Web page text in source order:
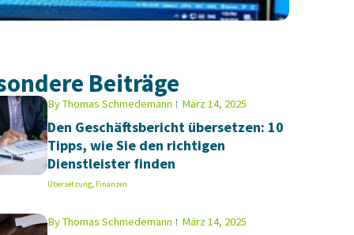
Beiträge
ByThomas Schmedemann März 14, 2025
Den Geschäftsbericht übersetzen: 10
Tipps, wie Sie den richtigen
Dienstleister finden
Übersetzung, Finanzen
ByThomas Schmedemann März 14, 2025